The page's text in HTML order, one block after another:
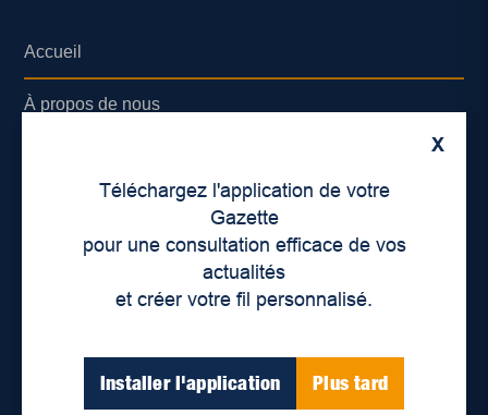
X
Téléchargez l'application de votre
Gazette
pour une consultation efficace de vos
actualités
et créer votre fil personnalisé.
Installer l'application Plus tard
Accueil
À propos de nous
Lieux de distribution